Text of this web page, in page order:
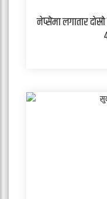
नेप्सेमा लगातार